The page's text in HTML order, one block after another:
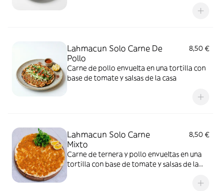
Lahmacun Solo Carne De
Pollo
8,50 €
Carne de pollo envuelta en una tortilla con
base de tomate y salsas de la casa
Lahmacun Solo Carne
Mixto
8,50 €
Carne de ternera y pollo envueltas en una
tortilla con base de tomate y salsas de la